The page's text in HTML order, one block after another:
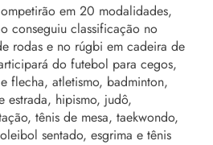
em 20 modalidades,
conseguiu classificação no
rodas e no rúgbi em cadeira de
do futebol para cegos,
flecha, atletismo, badminton,
estrada, hipismo, judô,
tênis de mesa, taekwondo,
sentado, esgrima e tênis